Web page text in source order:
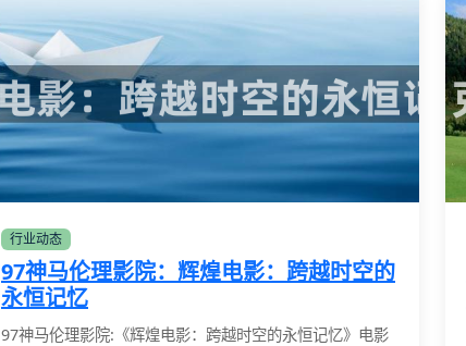
行业动态
97神马伦理影院：辉煌电影：跨越时空的
永恒记忆
97神马伦理影院:《辉煌电影：跨越时空的永恒记忆》电影